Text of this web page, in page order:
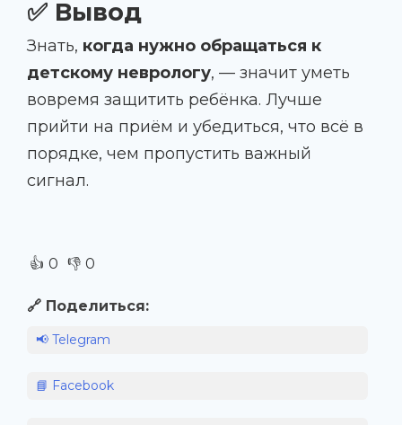
✅ Вывод
Знать, когда нужно обращаться к
детскому неврологу, — значит уметь
вовремя защитить ребёнка. Лучше
прийти на приём и убедиться, что всё в
порядке, чем пропустить важный
сигнал.
👍 0 👎 0
🔗 Поделиться:
📢 Telegram
📘 Facebook